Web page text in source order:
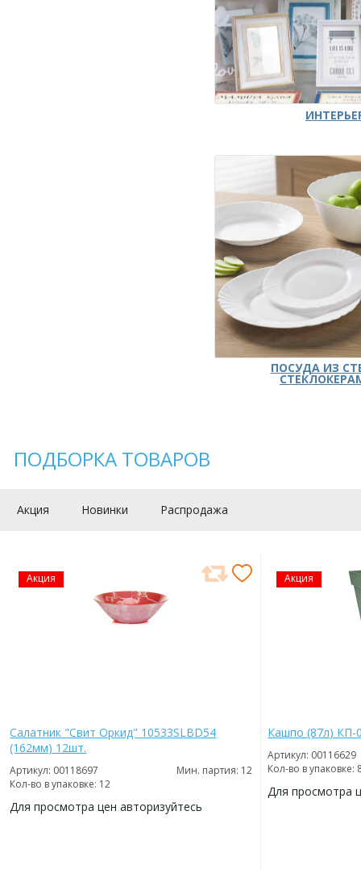
ПОСУДА ИЗ
ПОДБОРКА ТОВАРОВ
Акция Новинки Распродажа
Акция
Салатник "Свит Оркид" 10533SLBD54
(162мм) 12шт.
Артикул: 00118697
Мин. партия: 12
Кол-во в упаковке: 12
Для просмотра цен авторизуйтесь
Акция
Кашпо (87л) КП-
Артикул: 00116629
Кол-во в упаковке:
Для просмотра